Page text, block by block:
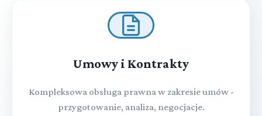
Umowy i Kontrakty
Kompleksowa obsługa prawna w zakresie umów -
przygotowanie, analiza, negocjacje.